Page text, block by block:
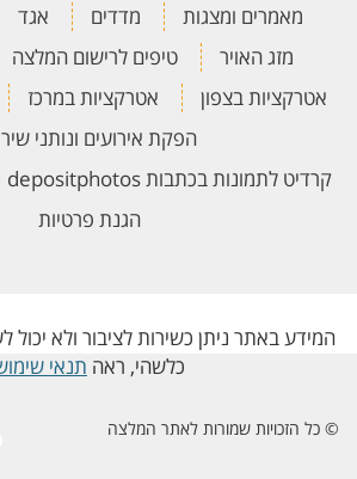
מאמרים ומצגות
מדדים אגד
מזג האויר
טיפים לרישום המלצה
אטרקציות בצפון
אטרקציות במרכז
הפקת אירועים ונותני
קרדיט לתמונות בכתבות depositphotos
הגנת פרטיות
המידע באתר ניתן כשירות לציבור ולא
כלשהי, ראה תנאי
© כל הזכויות שמורות לאתר המלצה